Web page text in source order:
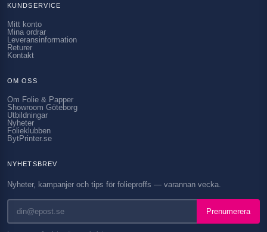
KUNDSERVICE
Mitt konto
Mina ordrar
Leveransinformation
Returer
Kontakt
OM OSS
Om Folie & Papper
Showroom Göteborg
Utbildningar
Nyheter
Folieklubben
BytPrinter.se
NYHETSBREV
Nyheter, kampanjer och tips för folieproffs — varannan vecka.
Prenumerera